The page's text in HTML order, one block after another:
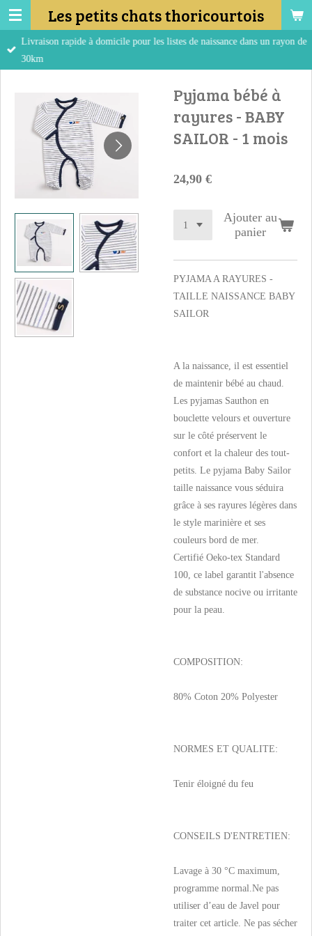
Passer
au
contenu
Les petits chats thoricourtois
Livraison rapide à domicile pour les listes de naissance dans un rayon de
30km
Pyjama bébé à
rayures - BABY
SAILOR - 1 mois
24,90 €
Ajouter au
panier
PYJAMA A RAYURES -
TAILLE NAISSANCE BABY
SAILOR
A la naissance, il est essentiel
de maintenir bébé au chaud.
Les pyjamas Sauthon en
bouclette velours et ouverture
sur le côté préservent le
confort et la chaleur des tout-
petits. Le pyjama Baby Sailor
taille naissance vous séduira
grâce à ses rayures légères dans
le style marinière et ses
couleurs bord de mer.
Certifié Oeko-tex Standard
100, ce label garantit l'absence
de substance nocive ou irritante
pour la peau.
COMPOSITION:
80% Coton 20% Polyester
NORMES ET QUALITE:
Tenir éloigné du feu
CONSEILS D'ENTRETIEN:
Lavage à 30 °C maximum,
programme normal.Ne pas
utiliser d’eau de Javel pour
traiter cet article. Ne pas sécher